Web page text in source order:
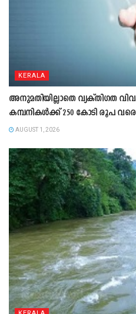
KERALA
അനുമതിയില്ലാതെ വ്യക്തിഗത
കമ്പനികൾക്ക് 250 കോടി രൂപ വരെ
AUGUST 1, 2026